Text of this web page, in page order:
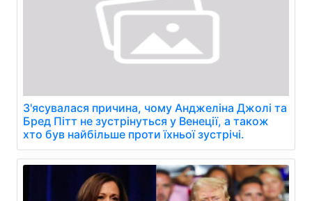
З'ясувалася причина, чому Анджеліна Джолі та
Бред Пітт не зустрінуться у Венеції, а також
хто був найбільше проти їхньої зустрічі.